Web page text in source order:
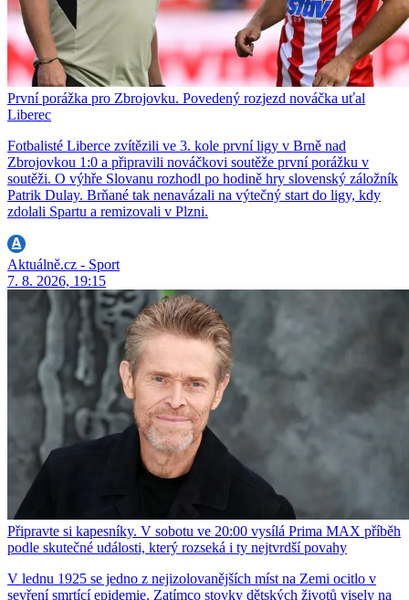
První porážka pro Zbrojovku. Povedený rozjezd nováčka uťal
Liberec
Fotbalisté Liberce zvítězili ve 3. kole první ligy v Brně nad
Zbrojovkou 1:0 a připravili nováčkovi soutěže první porážku v
soutěži. O výhře Slovanu rozhodl po hodině hry slovenský záložník
Patrik Dulay. Brňané tak nenavázali na výtečný start do ligy, kdy
zdolali Spartu a remizovali v Plzni.
Aktuálně.cz - Sport
7. 8. 2026, 19:15
Připravte si kapesníky. V sobotu ve 20:00 vysílá Prima MAX příběh
podle skutečné události, který rozseká i ty nejtvrdší povahy
V lednu 1925 se jedno z nejizolovanějších míst na Zemi ocitlo v
sevření smrtící epidemie. Zatímco stovky dětských životů visely na